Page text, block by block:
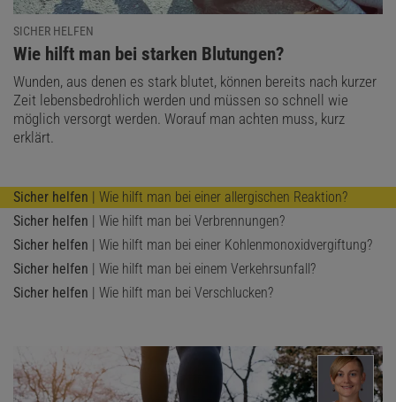
SICHER HELFEN
:
Wie hilft man bei starken Blutungen?
Wunden, aus denen es stark blutet, können bereits nach kurzer
Zeit lebensbedrohlich werden und müssen so schnell wie
möglich versorgt werden. Worauf man achten muss, kurz
erklärt.
Sicher helfen | Wie hilft man bei einer allergischen Reaktion?
Sicher helfen | Wie hilft man bei Verbrennungen?
Sicher helfen | Wie hilft man bei einer Kohlenmonoxidvergiftung?
Sicher helfen | Wie hilft man bei einem Verkehrsunfall?
Sicher helfen | Wie hilft man bei Verschlucken?